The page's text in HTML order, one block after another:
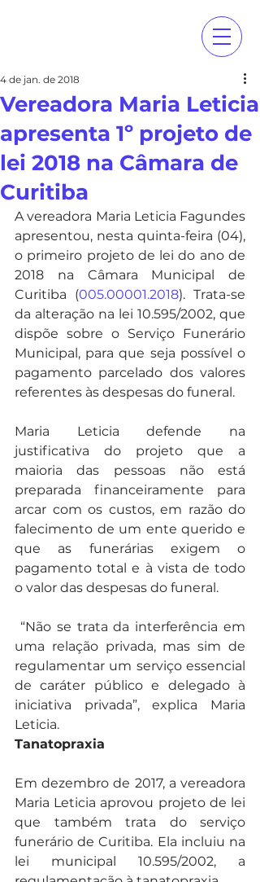
Vereadora Maria Leticia
apresenta 1º projeto de
lei 2018 na Câmara de
Curitiba
4 de jan. de 2018
A vereadora Maria Leticia Fagundes
apresentou, nesta quinta-feira (04),
o primeiro projeto de lei do ano de
2018 na Câmara Municipal de
Curitiba (005.00001.2018). Trata-se
da alteração na lei 10.595/2002, que
dispõe sobre o Serviço Funerário
Municipal, para que seja possível o
pagamento parcelado dos valores
referentes às despesas do funeral.
Maria Leticia defende na
justificativa do projeto que a
maioria das pessoas não está
preparada financeiramente para
arcar com os custos, em razão do
falecimento de um ente querido e
que as funerárias exigem o
pagamento total e à vista de todo
o valor das despesas do funeral.
uma relação privada, mas sim de
regulamentar um serviço essencial
de caráter público e delegado à
iniciativa privada”, explica Maria
Leticia.
Tanatopraxia
Em dezembro de 2017, a vereadora
Maria Leticia aprovou projeto de lei
que também trata do serviço
funerário de Curitiba. Ela incluiu na
lei municipal 10.595/2002, a